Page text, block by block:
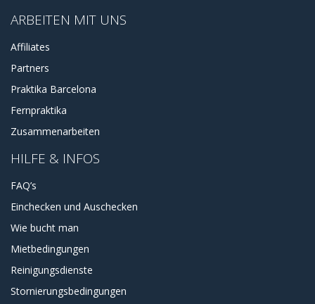
ARBEITEN MIT UNS
Affiliates
Partners
Praktika Barcelona
Fernpraktika
Zusammenarbeiten
HILFE & INFOS
FAQ’s
Einchecken und Auschecken
Wie bucht man
Mietbedingungen
Reinigungsdienste
Stornierungsbedingungen